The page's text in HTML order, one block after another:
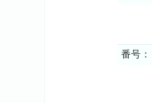
番号：